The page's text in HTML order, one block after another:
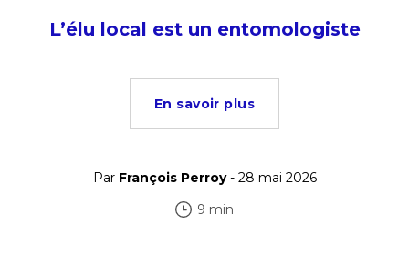
L’élu local est un entomologiste
En savoir plus
Par François Perroy- 28 mai 2026
9 min